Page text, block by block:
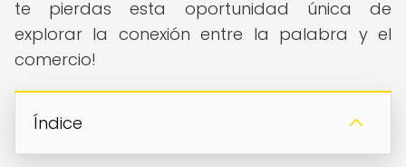
te pierdas esta oportunidad única de
explorar la conexión entre la palabra y el
comercio!
Índice